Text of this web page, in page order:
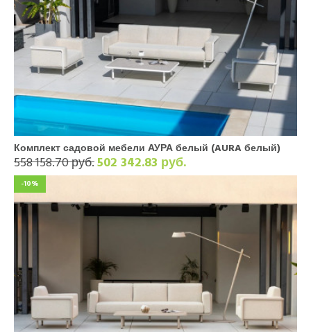
Комплект садовой мебели АУРА белый (AURA белый)
558 158.70 руб.502 342.83 руб.
-10%